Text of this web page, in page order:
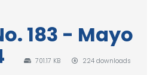
183 - Mayo
701.17 KB 224 downloads